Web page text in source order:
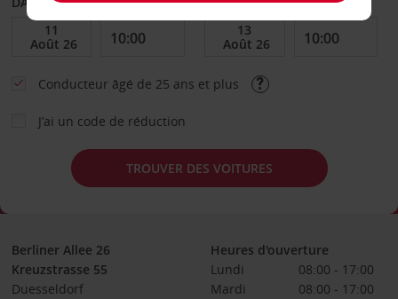
Conducteur âgé de 25 ans et plus
J’ai un code de réduction
TROUVER DES VOITURES
Berliner Allee 26
Kreuzstrasse 55
Duesseldorf
Heures d'ouverture
Lundi
08:00 - 17:00
Mardi
08:00 - 17:00